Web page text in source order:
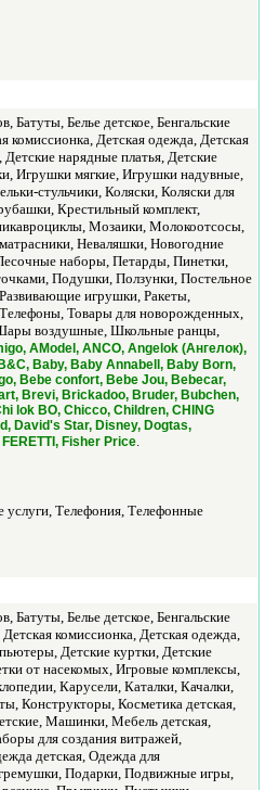
Белье детское, Бенгальские
Детская одежда, Детская
нарядные платья, Детские
Игрушки мягкие, Игрушки надувные,
стульчики, Коляски, Коляски для
Крестильный комплект,
Мозаики, Молокоотсосы,
Неваляшки, Новогодние
наборы, Петарды, Пинетки,
Подушки, Ползунки, Постельное
игрушки, Ракеты,
Товары для новорожденных,
воздушные, Школьные ранцы,
AModel, ANCO, Angelok (Ангелок),
Baby, Baby Annabell, Baby Born,
Bebe confort, Bebe Jou, Bebecar,
Brevi, Brickadoo, Bruder, Bubchen,
lok BO, Chicco, Children, CHING
David's Star, Disney, Dogtas,
Fisher Price.
услуги, Телефония, Телефонные
Белье детское, Бенгальские
комиссионка, Детская одежда,
Детские куртки, Детские
от насекомых, Игровые комплексы,
Карусели, Каталки, Качалки,
Конструкторы, Косметика детская,
Машинки, Мебель детская,
для создания витражей,
детская, Одежда для
Подарки, Подвижные игры,